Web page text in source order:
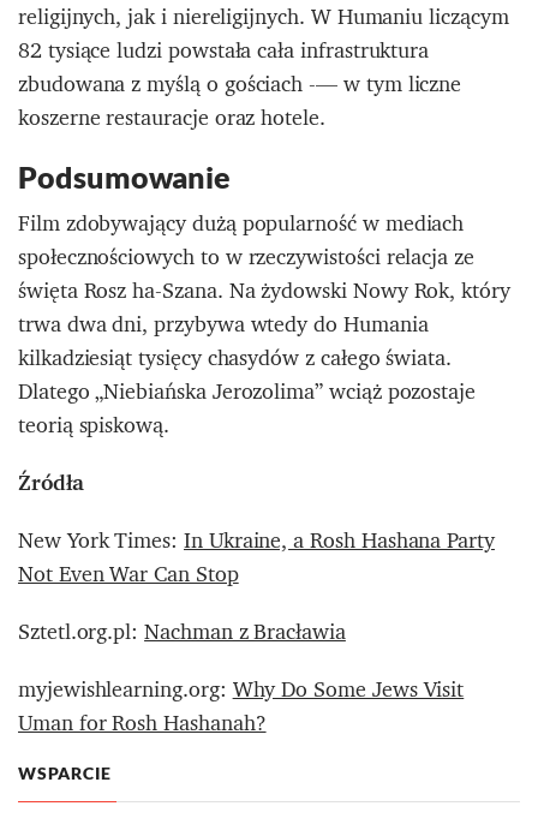
religijnych, jak i niereligijnych. W Humaniu liczącym
82 tysiące ludzi powstała cała infrastruktura
zbudowana z myślą o gościach -— w tym liczne
koszerne restauracje oraz hotele.
Podsumowanie
Film zdobywający dużą popularność w mediach
społecznościowych to w rzeczywistości relacja ze
święta Rosz ha-Szana. Na żydowski Nowy Rok, który
trwa dwa dni, przybywa wtedy do Humania
kilkadziesiąt tysięcy chasydów z całego świata.
Dlatego „Niebiańska Jerozolima” wciąż pozostaje
teorią spiskową.
Źródła
New York Times: In Ukraine, a Rosh Hashana Party
Not Even War Can Stop
Sztetl.org.pl:Nachman z Bracławia
myjewishlearning.org:Why Do Some Jews Visit
Uman for Rosh Hashanah?
WSPARCIE